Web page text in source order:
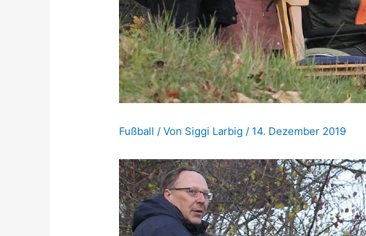
Fußball / Von Siggi Larbig / 14. Dezember 2019